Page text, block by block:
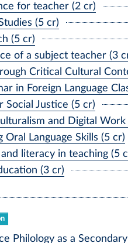
for teacher (2 cr)
(5 cr)
(5 cr)
of a subject teacher (3
Critical Cultural
in Foreign Language
Social Justice (5 cr)
and Digital Work
Oral Language Skills (5 cr)
literacy in teaching (5
(3 cr)
Philology as a